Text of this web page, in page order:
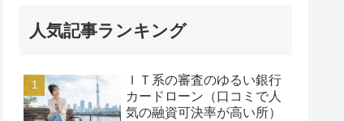
人気記事ランキング
ＩＴ系の審査のゆるい銀行
カードローン（口コミで人
気の融資可決率が高い所）